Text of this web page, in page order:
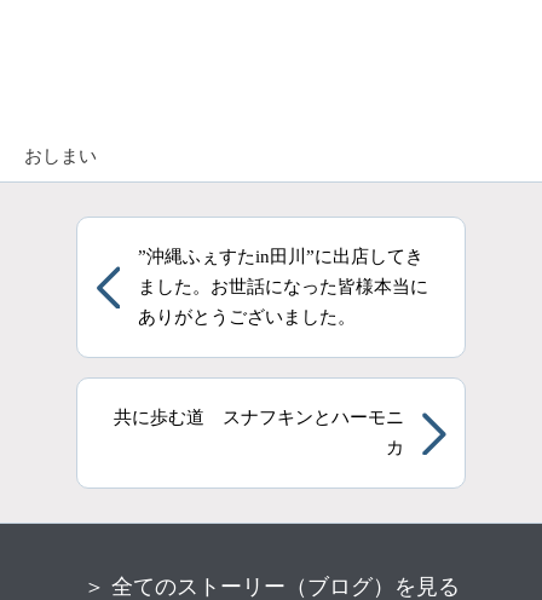
おしまい
”沖縄ふぇすたin田川”に出店してき
ました。お世話になった皆様本当に
ありがとうございました。
共に歩む道 スナフキンとハーモニ
カ
＞ 全てのストーリー（ブログ）を見る